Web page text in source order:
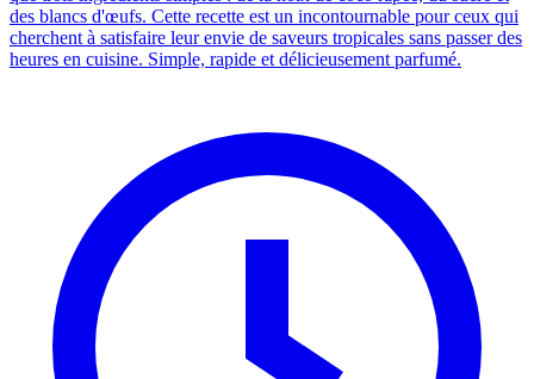
des blancs d'œufs. Cette recette est un incontournable pour ceux qui
cherchent à satisfaire leur envie de saveurs tropicales sans passer des
heures en cuisine. Simple, rapide et délicieusement parfumé.